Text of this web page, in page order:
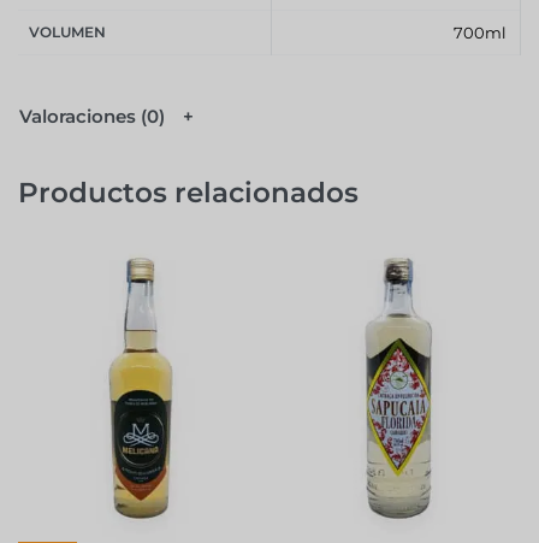
VOLUMEN 700ml
Valoraciones (0)
Productos relacionados